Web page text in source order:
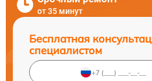
от 35 минут
Бесплатная
специалистом